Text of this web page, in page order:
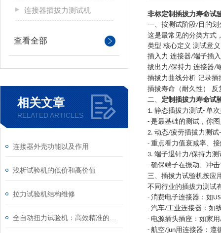
连接器插拔力测试机
查看全部
相关文章
RELATED ARTICLES
连接器外壳功能以及作用
浅析试验机的低价和高价值
拉力试验机结构维修
非标定制插拔力寿命试
一、按测试阶段/目的划
这是最常见的分类方式
类型 核心定义 测试意义
插入力 连接器/端子插
拔出力/保持力 连接器/
插拔力曲线分析 记录插
插拔寿命（耐久性）
反
二、 定制插拔力寿命试
1. 静态插拔力测试- 单
- 是最基础的测试，你
2. 动态/疲劳插拔力测试
- 重点看力值衰减率、
3. 端子退针力/保持力测
- 确保端子在振动、冲
三、 插拔力试验机按应
不同行业的插拔力测试
- 消费电子连接器：如
- 汽车/工业连接器：如
- 电源插头插座：如家用
- 航空/jun用连接器：遵